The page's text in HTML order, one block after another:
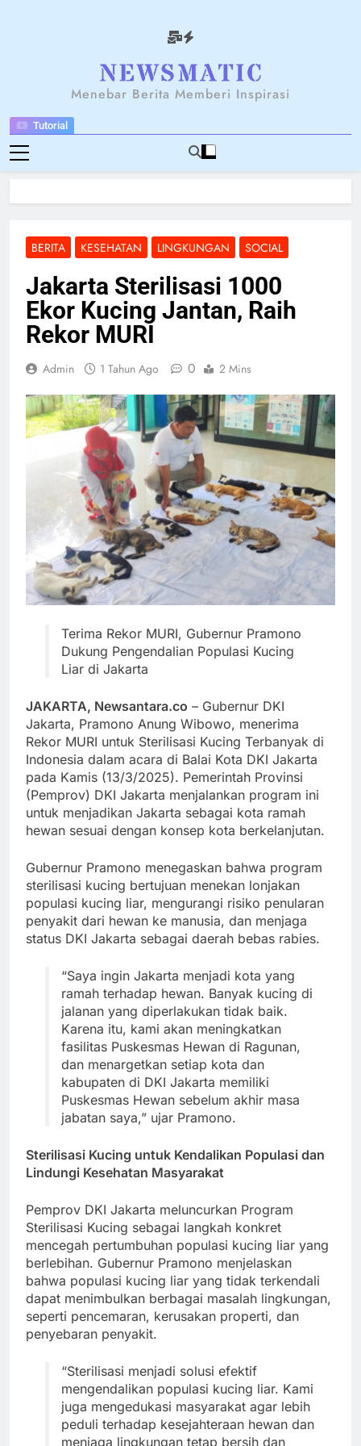
Tutorial
NEWSANTARA
Menebar Berita Memberi Inspirasi
BERITA KESEHATAN LINGKUNGAN SOCIAL
Jakarta Sterilisasi 1000
Ekor Kucing Jantan, Raih
Rekor MURI
Admin 1 Tahun Ago 0 2 Mins
Terima Rekor MURI, Gubernur Pramono
Dukung Pengendalian Populasi Kucing
Liar di Jakarta
JAKARTA, Newsantara.co – Gubernur DKI
Jakarta, Pramono Anung Wibowo, menerima
Rekor MURI untuk Sterilisasi Kucing Terbanyak di
Indonesia dalam acara di Balai Kota DKI Jakarta
pada Kamis (13/3/2025). Pemerintah Provinsi
(Pemprov) DKI Jakarta menjalankan program ini
untuk menjadikan Jakarta sebagai kota ramah
hewan sesuai dengan konsep kota berkelanjutan.
Gubernur Pramono menegaskan bahwa program
sterilisasi kucing bertujuan menekan lonjakan
populasi kucing liar, mengurangi risiko penularan
penyakit dari hewan ke manusia, dan menjaga
status DKI Jakarta sebagai daerah bebas rabies.
“Saya ingin Jakarta menjadi kota yang
ramah terhadap hewan. Banyak kucing di
jalanan yang diperlakukan tidak baik.
Karena itu, kami akan meningkatkan
fasilitas Puskesmas Hewan di Ragunan,
dan menargetkan setiap kota dan
kabupaten di DKI Jakarta memiliki
Puskesmas Hewan sebelum akhir masa
jabatan saya,” ujar Pramono.
Sterilisasi Kucing untuk Kendalikan Populasi dan
Lindungi Kesehatan Masyarakat
Pemprov DKI Jakarta meluncurkan Program
Sterilisasi Kucing sebagai langkah konkret
mencegah pertumbuhan populasi kucing liar yang
berlebihan. Gubernur Pramono menjelaskan
bahwa populasi kucing liar yang tidak terkendali
dapat menimbulkan berbagai masalah lingkungan,
seperti pencemaran, kerusakan properti, dan
penyebaran penyakit.
“Sterilisasi menjadi solusi efektif
mengendalikan populasi kucing liar. Kami
juga mengedukasi masyarakat agar lebih
peduli terhadap kesejahteraan hewan dan
menjaga lingkungan tetap bersih dan